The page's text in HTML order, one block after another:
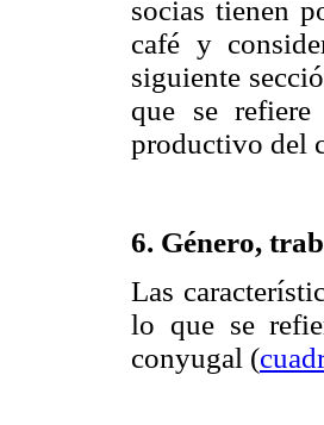
socias tienen
café y
siguiente
que se
productivo del
6. Género,
Las
lo que se
conyugal (